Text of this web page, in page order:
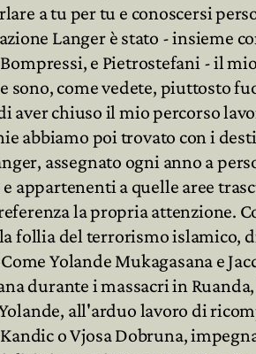
a tu per tu e conoscersi
Langer è stato - insieme
e Pietrostefani - il
sono, come vedete, piuttosto
aver chiuso il mio percorso
abbiamo poi trovato con i
assegnato ogni anno a
appartenenti a quelle aree
la propria attenzione.
follia del terrorismo islamico,
Yolande Mukagasana e
durante i massacri in
all'arduo lavoro di
o Vjosa Dobruna,